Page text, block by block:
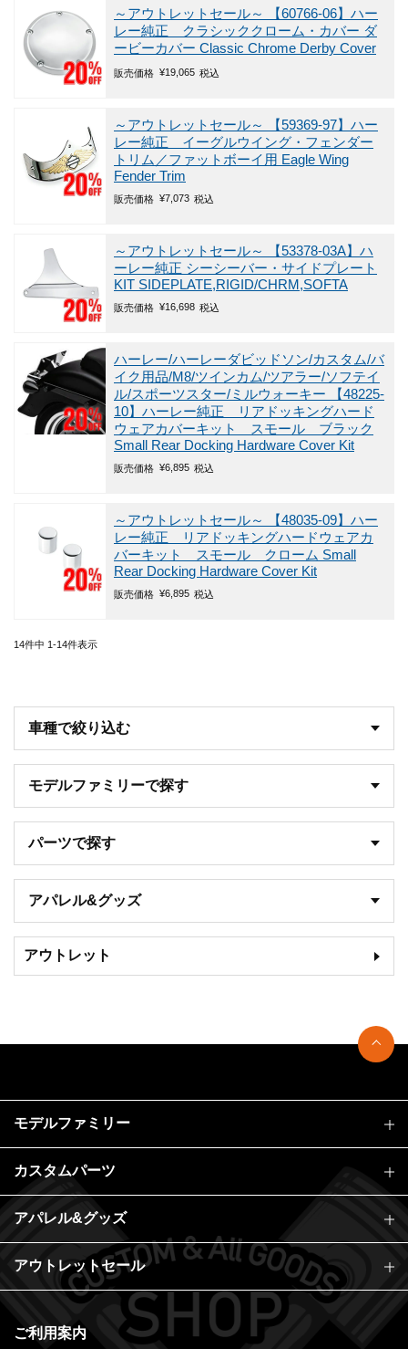
～アウトレットセール～
【60766-06】ハー
レー純正 クラシッククローム・カバー ダ
ービーカバー Classic Chrome Derby Cover
販売価格 ¥19,065 税込
～アウトレットセール～
【59369-97】ハー
レー純正 イーグルウイング・フェンダー
トリム／ファットボーイ用 Eagle Wing
Fender Trim
販売価格 ¥7,073 税込
～アウトレットセール～
【53378-03A】ハ
ーレー純正 シーシーバー・サイドプレート
KIT SIDEPLATE,RIGID/CHRM,SOFTA
販売価格 ¥16,698 税込
ハーレー/ハーレーダビッドソン/カスタム/バ
イク用品/M8/ツインカム/ツアラー/ソフテイ
ル/スポーツスター/ミルウォーキー
【48225-
10】ハーレー純正 リアドッキングハード
ウェアカバーキット スモール ブラック
Small Rear Docking Hardware Cover Kit
販売価格 ¥6,895 税込
～アウトレットセール～
【48035-09】ハー
レー純正 リアドッキングハードウェアカ
バーキット スモール クローム Small
Rear Docking Hardware Cover Kit
販売価格 ¥6,895 税込
14件中 1-14件表示
車種で絞り込む
モデルファミリーで探す
パーツで探す
アパレル&グッズ
アウトレット
ご利用案内
モデルファミリー
カスタムパーツ
アパレル&グッズ
アウトレットセール